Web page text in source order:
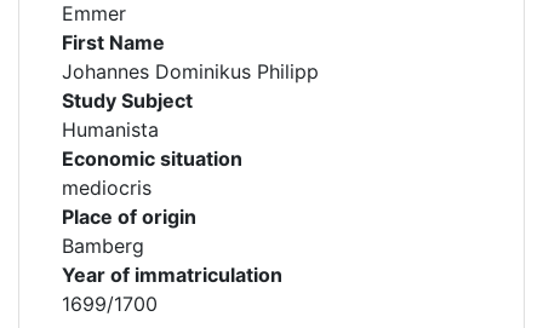
Emmer
First Name
Johannes Dominikus Philipp
Study Subject
Humanista
Economic situation
mediocris
Place of origin
Bamberg
Year of immatriculation
1699/1700